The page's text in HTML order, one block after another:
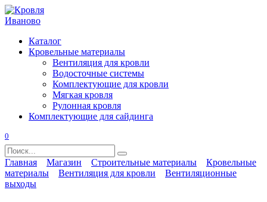
Перейти
к
Каталог
Кровельные материалы
Вентиляция для кровли
Водосточные системы
Комплектующие для кровли
Мягкая кровля
Рулонная кровля
Комплектующие для сайдинга
0
Search
for:
Главная Магазин Строительные материалы
Кровельные
материалы
Вентиляция для кровли
Вентиляционные
выходы